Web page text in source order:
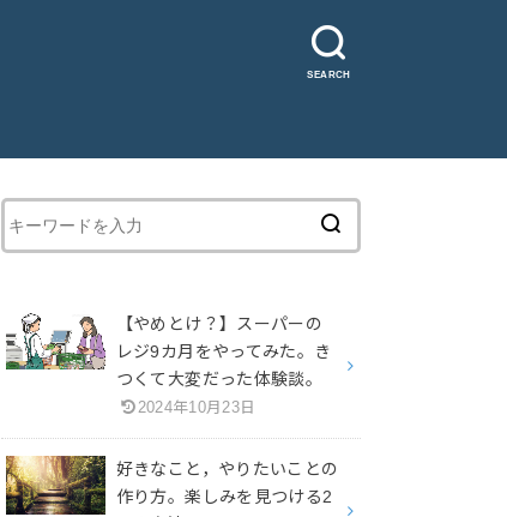
SEARCH
【やめとけ？】スーパーの
レジ9カ月をやってみた。き
つくて大変だった体験談。
2024年10月23日
好きなこと，やりたいことの
作り方。楽しみを見つける2